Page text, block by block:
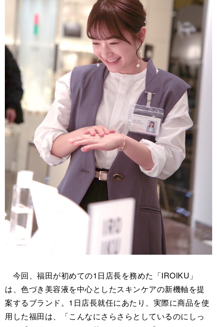
今回、福田が初めての1日店長を務めた「IROIKU」
は、色づき美容液を中心としたスキンケアの新機軸を提
案するブランド。1日店長就任にあたり、実際に商品を使
用した福田は、「こんなにさらさらとしているのにしっ